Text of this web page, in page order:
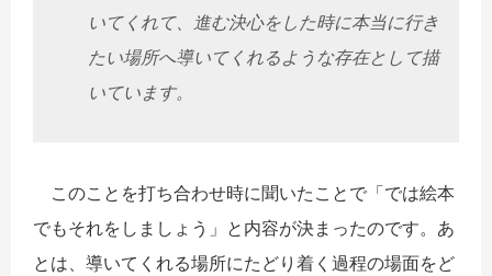
いてくれて、進む決心をした時に本当に行き
たい場所へ導いてくれるような存在として描
いています。
このことを打ち合わせ時に聞いたことで「では絵本
でもそれをしましょう」と内容が決まったのです。あ
とは、導いてくれる場所にたどり着く過程の場面をど